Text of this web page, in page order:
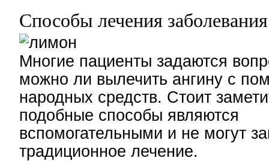
Способы лечения заболевания
Многие пациенты задаются
можно ли вылечить ангину с
народных средств. Стоит
подобные способы являются
вспомогательными и не могут
традиционное лечение.